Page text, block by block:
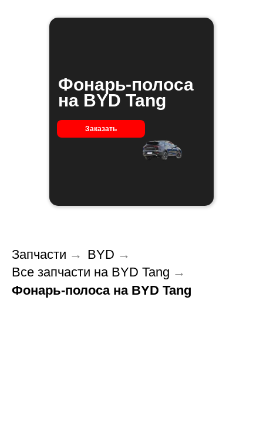
Фонарь-полоса
на BYD Tang
Заказать
Запчасти → BYD →
Все запчасти на BYD Tang →
Фонарь-полоса на BYD Tang